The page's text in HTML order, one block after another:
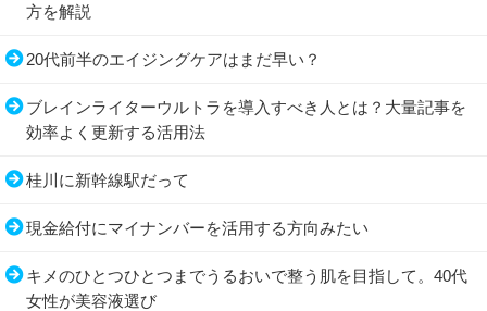
方を解説
20代前半のエイジングケアはまだ早い？
ブレインライターウルトラを導入すべき人とは？大量記事を
効率よく更新する活用法
桂川に新幹線駅だって
現金給付にマイナンバーを活用する方向みたい
キメのひとつひとつまでうるおいで整う肌を目指して。40代
女性が美容液選び